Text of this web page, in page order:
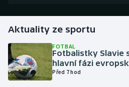
Gymnastika
Házená
Jezdectví
Aktuality ze sportu
FOTBAL
Fotbalistky Slavie
hlavní fázi
Před 7 hod